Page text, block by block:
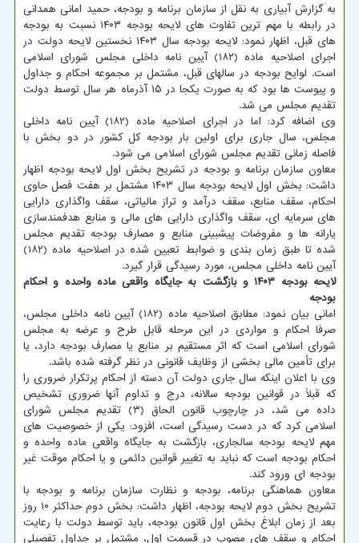
به گزارش آبیاری به نقل از سازمان برنامه و بودجه، حمید امانی همدانی
در رابطه با مهم ترین تفاوت های لایحه بودجه ۱۴۰۳ نسبت به بودجه
های قبل، اظهار نمود: لایحه بودجه سال ۱۴۰۳ نخستین لایحه دولت در
اجرای اصلاحیه ماده (۱۸۲) آیین نامه داخلی مجلس شورای اسلامی
است. لوایح بودجه در سالهای قبل، مشتمل بر مجموعه احکام و جداول
و پیوست ها بود که به صورت یکجا در ۱۵ آذرماه هر سال توسط دولت
تقدیم مجلس می شد.
وی اضافه کرد: اما در اجرای اصلاحیه ماده (۱۸۲) آیین نامه داخلی
مجلس، سال جاری برای اولین بار بودجه کل کشور در دو بخش با
فاصله زمانی تقدیم مجلس شورای اسلامی می شود.
معاون سازمان برنامه و بودجه در تشریح بخش اول لایحه بودجه اظهار
داشت: بخش اول لایحه بودجه سال ۱۴۰۳ مشتمل بر هفت فصل حاوی
احکام، سقف منابع، سقف درآمد و تراز مالیاتی، سقف واگذاری دارایی
های سرمایه ای، سقف واگذاری دارایی های مالی و منابع هدفمندسازی
یارانه ها و مفروضات پیشبینی منابع و مصارف بودجه تقدیم مجلس
شده تا طبق زمان بندی و ضوابط تعیین شده در اصلاحیه ماده (۱۸۲)
آیین نامه داخلی مجلس، مورد رسیدگی قرار گیرد.
لایحه بودجه ۱۴۰۳ و بازگشت به جایگاه واقعی ماده واحده و احکام
بودجه
امانی بیان نمود: مطابق اصلاحیه ماده (۱۸۲) آیین نامه داخلی مجلس،
صرفا احکام و مواردی در این مرحله قابل طرح و عرضه به مجلس
شورای اسلامی است که اثر مستقیم بر منابع یا مصارف بودجه دارد، یا
برای تأمین مالی بخشی از وظایف قانونی در نظر گرفته شده باشد.
وی با اعلان اینکه سال جاری دولت آن دسته از احکام پرتکرار ضروری را
که قبلاً در قوانین بودجه سالانه، درج و تداوم آنها ضروری تشخیص
داده می شد، در چارچوب قانون الحاق (۳) تقدیم مجلس شورای
اسلامی کرد که در دست رسیدگی است، افزود: یکی از خصوصیت های
مهم لایحه بودجه سالجاری، بازگشت به جایگاه واقعی ماده واحده و
احکام بودجه است که نباید به تغییر قوانین دائمی و یا احکام موقت غیر
بودجه ای ورود کند.
معاون هماهنگی برنامه، بودجه و نظارت سازمان برنامه و بودجه با
تشریح بخش دوم لایحه بودجه، اظهار داشت: بخش دوم حداکثر ۱۰ روز
بعد از زمان ابلاغ بخش اول قانون بودجه، باید توسط دولت با رعایت
احکام و سقف های مصوب در قسمت اول، مشتمل بر جداول تفصیلی